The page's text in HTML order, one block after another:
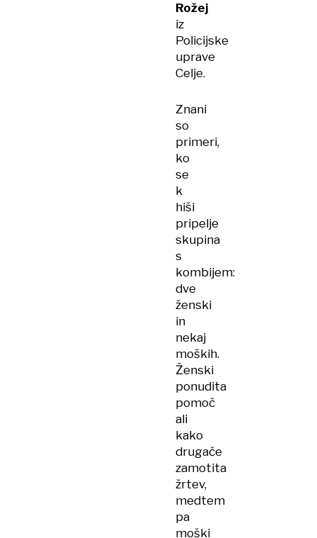
Rožej
iz
Policijske
uprave
Celje.
Znani
so
primeri,
ko
se
k
hiši
pripelje
skupina
s
kombijem:
dve
ženski
in
nekaj
moških.
Ženski
ponudita
pomoč
ali
kako
drugače
zamotita
žrtev,
medtem
pa
moški